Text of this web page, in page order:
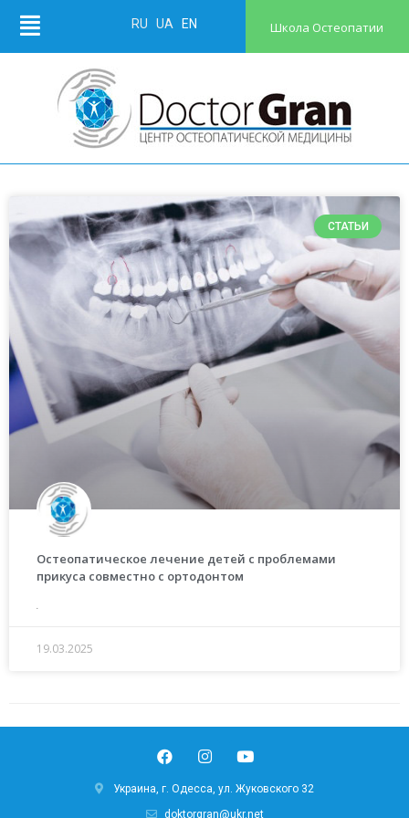
RU UA EN Школа Остеопатии
СТАТЬИ
Остеопатическое лечение детей с проблемами
прикуса совместно с ортодонтом
.
19.03.2025
Украина, г. Одесса, ул. Жуковского 32
doktorgran@ukr.net